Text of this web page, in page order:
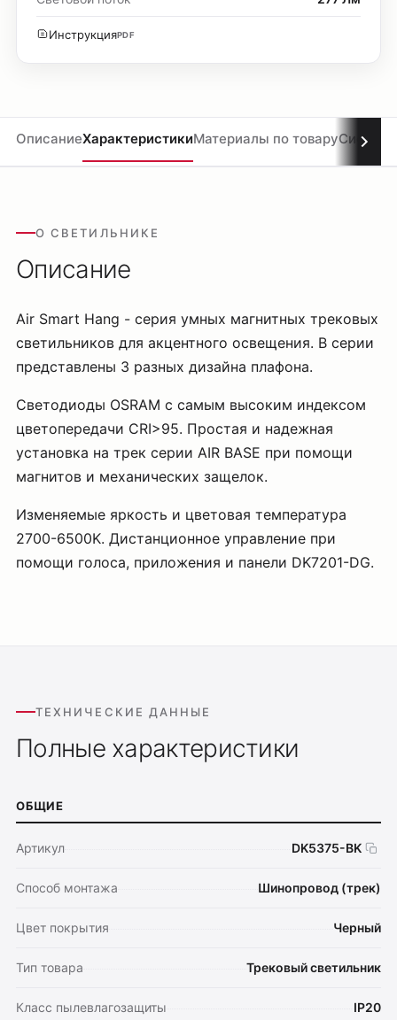
ИнструкцияPDF
ОписаниеХарактеристикиМатериалы по товару
О СВЕТИЛЬНИКЕ
Описание
Air Smart Hang - серия умных магнитных трековых
светильников для акцентного освещения. В серии
представлены 3 разных дизайна плафона.
Светодиоды OSRAM с самым высоким индексом
цветопередачи CRI>95. Простая и надежная
установка на трек серии AIR BASE при помощи
магнитов и механических защелок.
Изменяемые яркость и цветовая температура
2700-6500K. Дистанционное управление при
помощи голоса, приложения и панели DK7201-DG.
ТЕХНИЧЕСКИЕ ДАННЫЕ
Полные характеристики
ОБЩИЕ
Артикул DK5375-BK
Способ монтажа Шинопровод (трек)
Цвет покрытия Черный
Тип товара Трековый светильник
Класс пылевлагозащиты IP20